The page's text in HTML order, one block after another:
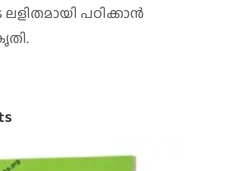
പഠിക്കാന്‍